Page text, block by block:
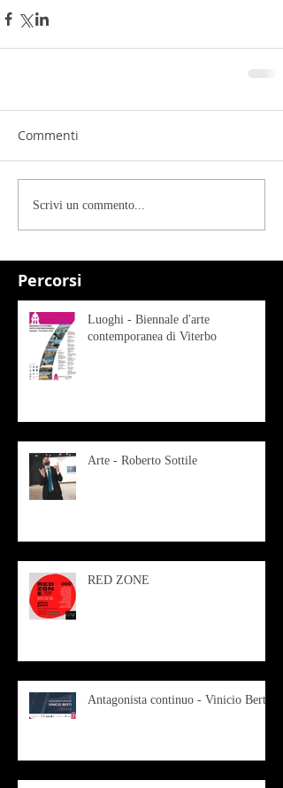
Percorsi
Commenti
Scrivi un commento...
Luoghi - Biennale d'arte
contemporanea di Viterbo
Arte - Roberto Sottile
RED ZONE
Antagonista continuo - Vinicio Berti